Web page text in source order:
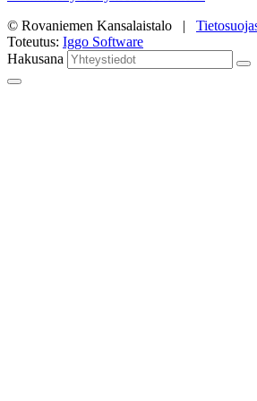
© Rovaniemen Kansalaistalo |
Toteutus: Iggo Software
Hakusana